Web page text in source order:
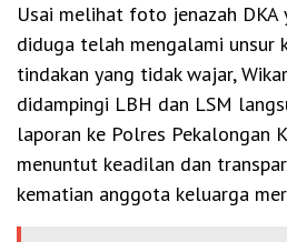
Usai melihat foto jenazah DKA
diduga telah mengalami unsur
tindakan yang tidak wajar,
didampingi LBH dan LSM
laporan ke Polres Pekalongan
menuntut keadilan dan
kematian anggota keluarga